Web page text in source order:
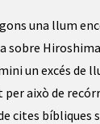
una llum
sobre
un excés de
això de
cites bíbliques